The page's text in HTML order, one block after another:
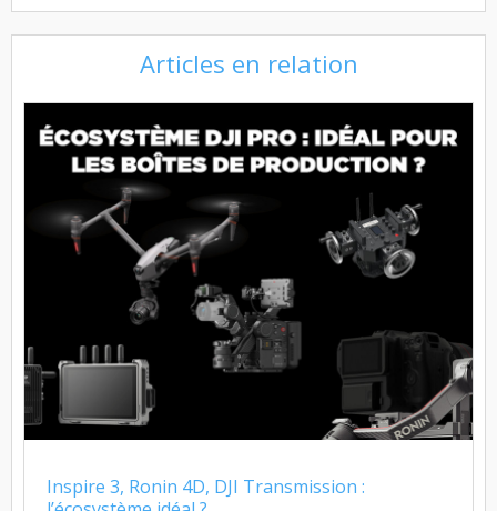
Articles en relation
Inspire 3, Ronin 4D, DJI Transmission :